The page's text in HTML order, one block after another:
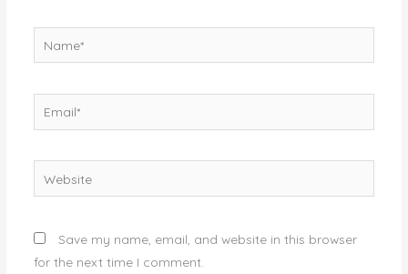
Website
Save my name, email, and website in this browser
for the next time I comment.